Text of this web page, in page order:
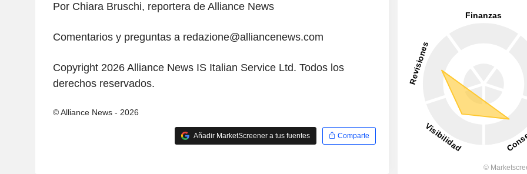
Por Chiara Bruschi, reportera de Alliance News
Comentarios y preguntas a redazione@alliancenews.com
Copyright 2026 Alliance News IS Italian Service Ltd. Todos los
derechos reservados.
© Alliance News - 2026
Añadir MarketScreener a tus fuentes Comparte